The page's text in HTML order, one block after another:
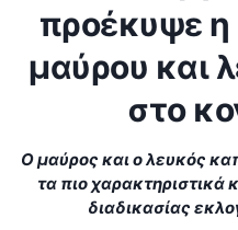
προέκυψε η
μαύρου και
στο
Ο μαύρος και ο λευκός
τα πιο χαρακτηριστικά
διαδικασίας